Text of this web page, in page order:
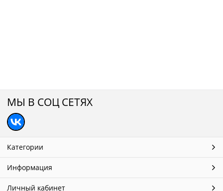
МЫ В СОЦ СЕТЯХ
Категории
Информация
Личный кабинет